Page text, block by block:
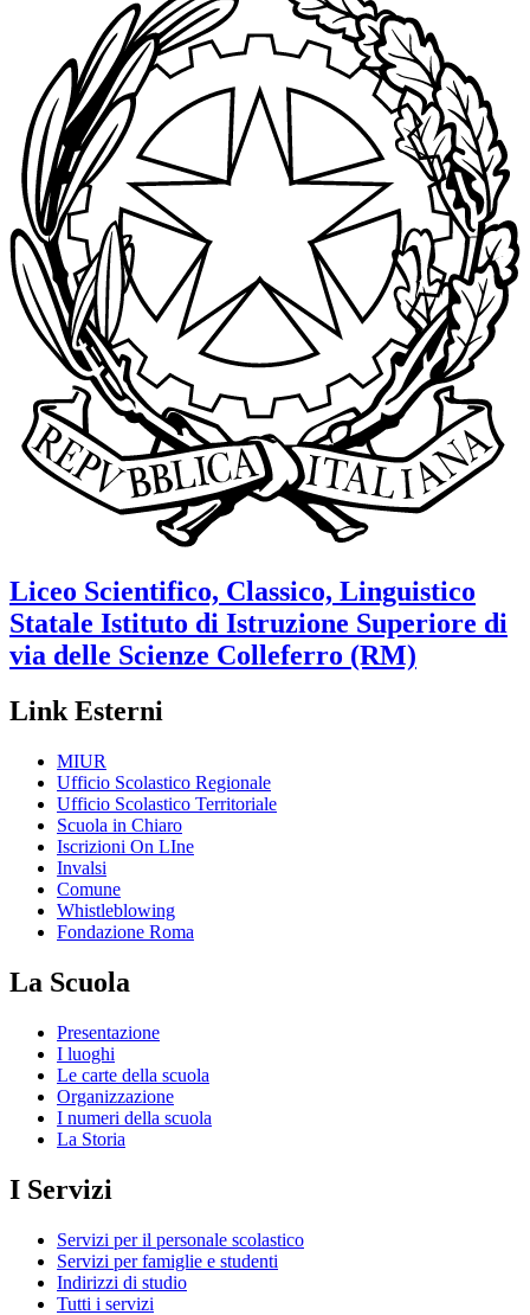
Liceo Scientifico, Classico, Linguistico
Statale Istituto di Istruzione Superiore di
via delle Scienze Colleferro (RM)
Link Esterni
MIUR
Ufficio Scolastico Regionale
Ufficio Scolastico Territoriale
Scuola in Chiaro
Iscrizioni On LIne
Invalsi
Comune
Whistleblowing
Fondazione Roma
La Scuola
Presentazione
I luoghi
Le carte della scuola
Organizzazione
I numeri della scuola
La Storia
I Servizi
Servizi per il personale scolastico
Servizi per famiglie e studenti
Indirizzi di studio
Tutti i servizi